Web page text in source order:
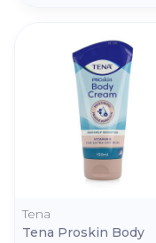
Tena
Tena Proskin Body